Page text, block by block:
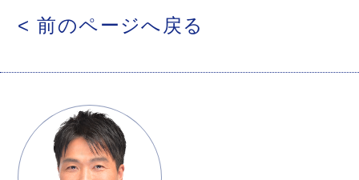
< 前のページへ戻る